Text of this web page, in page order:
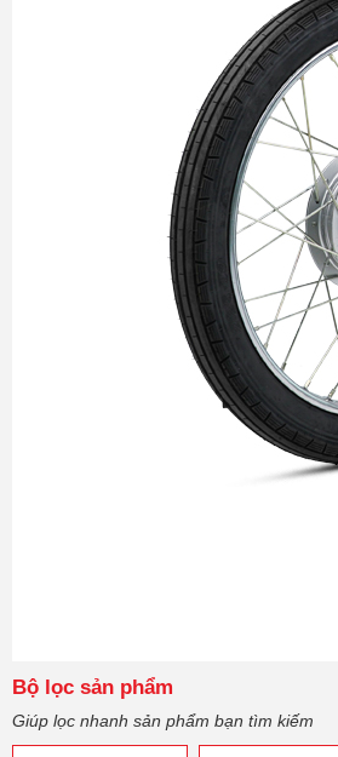
Bộ lọc sản phẩm
Giúp lọc nhanh sản phẩm bạn tìm kiếm